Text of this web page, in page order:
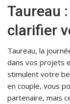
Taureau
clarifier
Taureau, la
dans vos projets
stimulent votre
en couple, vous
partenaire, mais